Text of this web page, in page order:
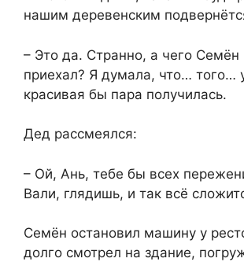
нашим деревенским
– Это да. Странно, а чего Семён
приехал? Я думала, что… того…
красивая бы пара получилась.
Дед рассмеялся:
– Ой, Ань, тебе бы всех
Вали, глядишь, и так всё
Семён остановил машину у
долго смотрел на здание,